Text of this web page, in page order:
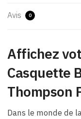
Avis 0
Affichez
Casquette
Thompson
Dans le monde de